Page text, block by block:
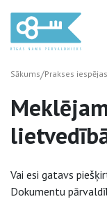
Sākums/Prakses iespējas
Vai esi gatavs
Dokumentu